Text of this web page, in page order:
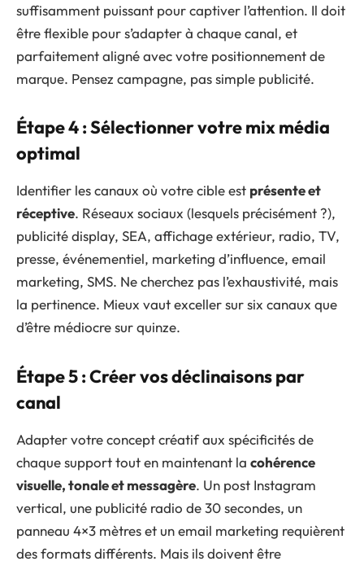
suffisamment puissant pour captiver l’attention. Il doit
être flexible pour s’adapter à chaque canal, et
parfaitement aligné avec votre positionnement de
marque. Pensez campagne, pas simple publicité.
Étape 4 : Sélectionner votre mix média
optimal
Identifier les canaux où votre cible est présente et
réceptive. Réseaux sociaux (lesquels précisément ?),
publicité display, SEA, affichage extérieur, radio, TV,
presse, événementiel, marketing d’influence, email
marketing, SMS. Ne cherchez pas l’exhaustivité, mais
la pertinence. Mieux vaut exceller sur six canaux que
d’être médiocre sur quinze.
Étape 5 : Créer vos déclinaisons par
canal
Adapter votre concept créatif aux spécificités de
chaque support tout en maintenant la cohérence
visuelle, tonale et messagère. Un post Instagram
vertical, une publicité radio de 30 secondes, un
panneau 4×3 mètres et un email marketing requièrent
des formats différents. Mais ils doivent être